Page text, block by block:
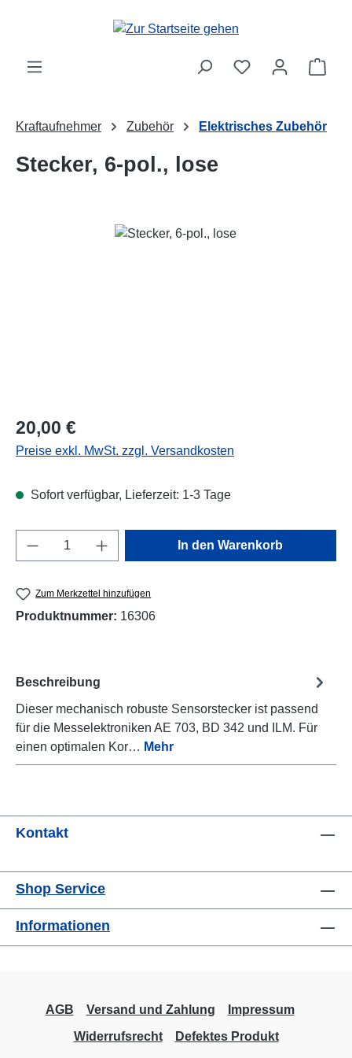
Zum Hauptinhalt springen
Kraftaufnehmer Zubehör Elektrisches Zubehör
Stecker, 6-pol., lose
Bildergalerie überspringen
Regulärer Preis:
20,00 €
Preise exkl. MwSt. zzgl. Versandkosten
Sofort verfügbar, Lieferzeit: 1-3 Tage
Produkt Anzahl: Gib den gewünschten
In den Warenkorb
Zum Merkzettel hinzufügen
Produktnummer: 16306
Beschreibung
Dieser mechanisch robuste Sensorstecker ist passend
für die Messelektroniken AE 703, BD 342 und ILM. Für
einen optimalen Kor… Mehr
Kontakt
Shop Service
Informationen
AGB Versand und Zahlung
Impressum
Widerrufsrecht
Defektes Produkt